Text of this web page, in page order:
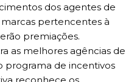
dos agentes de
pertencentes à
premiações.
as melhores agências de
programa de incentivos
reconhece os